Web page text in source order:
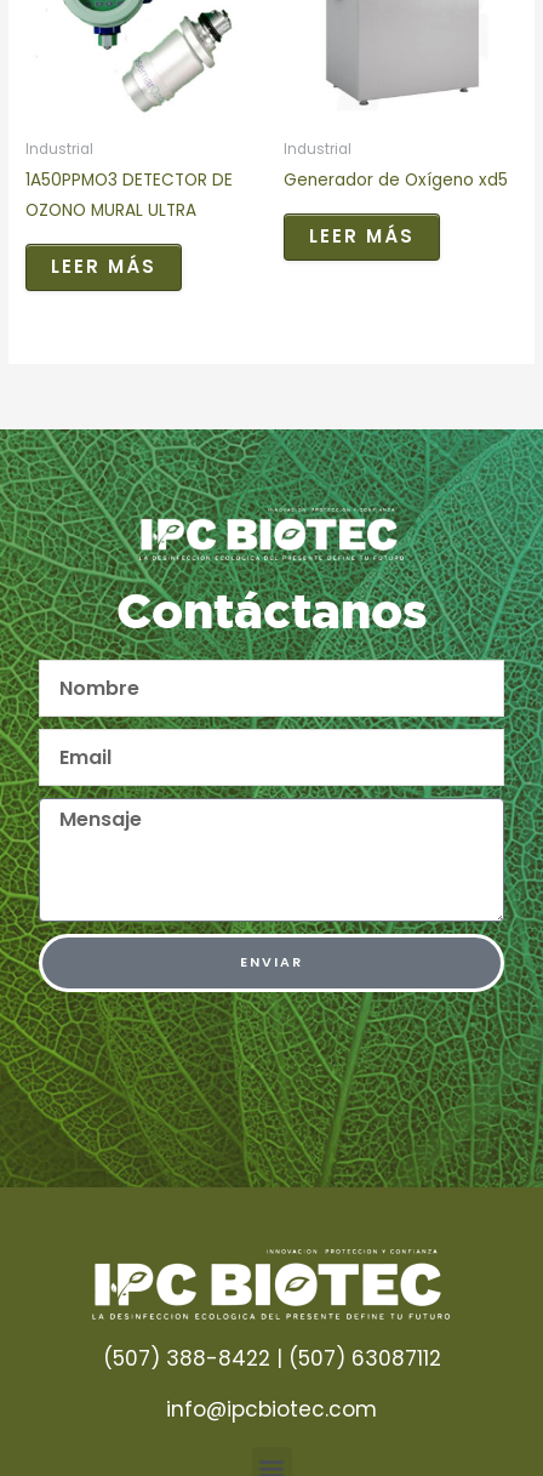
Industrial
1A50PPMO3 DETECTOR DE
OZONO MURAL ULTRA
LEER MÁS
Industrial
Generador de Oxígeno xd5
LEER MÁS
Contáctanos
ENVIAR
(507) 388-8422 | (507) 63087112
info@ipcbiotec.com